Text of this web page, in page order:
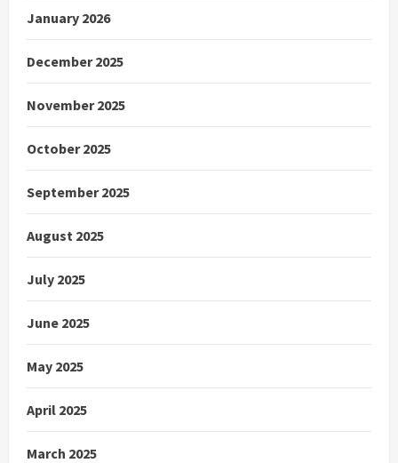
January 2026
December 2025
November 2025
October 2025
September 2025
August 2025
July 2025
June 2025
May 2025
April 2025
March 2025